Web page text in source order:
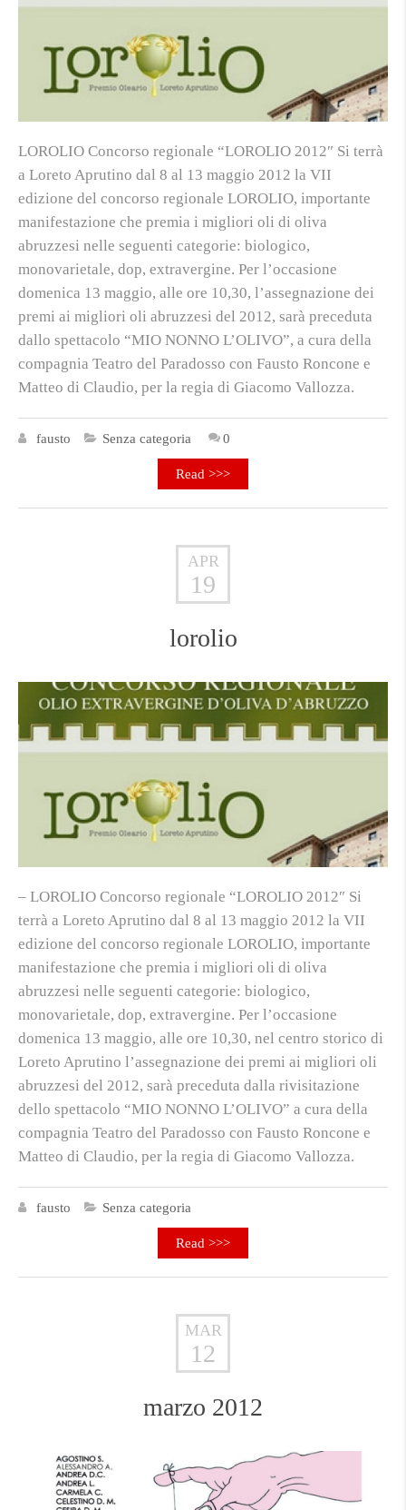
LOROLIO Concorso regionale “LOROLIO 2012″ Si terrà
a Loreto Aprutino dal 8 al 13 maggio 2012 la VII
edizione del concorso regionale LOROLIO, importante
manifestazione che premia i migliori oli di oliva
abruzzesi nelle seguenti categorie: biologico,
monovarietale, dop, extravergine. Per l’occasione
domenica 13 maggio, alle ore 10,30, l’assegnazione dei
premi ai migliori oli abruzzesi del 2012, sarà preceduta
dallo spettacolo “MIO NONNO L’OLIVO”, a cura della
compagnia Teatro del Paradosso con Fausto Roncone e
Matteo di Claudio, per la regia di Giacomo Vallozza.
fausto Senza categoria 0
Read >>>
APR
19
lorolio
– LOROLIO Concorso regionale “LOROLIO 2012″ Si
terrà a Loreto Aprutino dal 8 al 13 maggio 2012 la VII
edizione del concorso regionale LOROLIO, importante
manifestazione che premia i migliori oli di oliva
abruzzesi nelle seguenti categorie: biologico,
monovarietale, dop, extravergine. Per l’occasione
domenica 13 maggio, alle ore 10,30, nel centro storico di
Loreto Aprutino l’assegnazione dei premi ai migliori oli
abruzzesi del 2012, sarà preceduta dalla rivisitazione
dello spettacolo “MIO NONNO L’OLIVO” a cura della
compagnia Teatro del Paradosso con Fausto Roncone e
Matteo di Claudio, per la regia di Giacomo Vallozza.
fausto Senza categoria
Read >>>
MAR
12
marzo 2012